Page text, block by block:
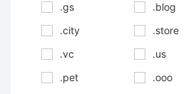
.gs
.blog
.city
.store
.vc
.us
.pet
.ooo